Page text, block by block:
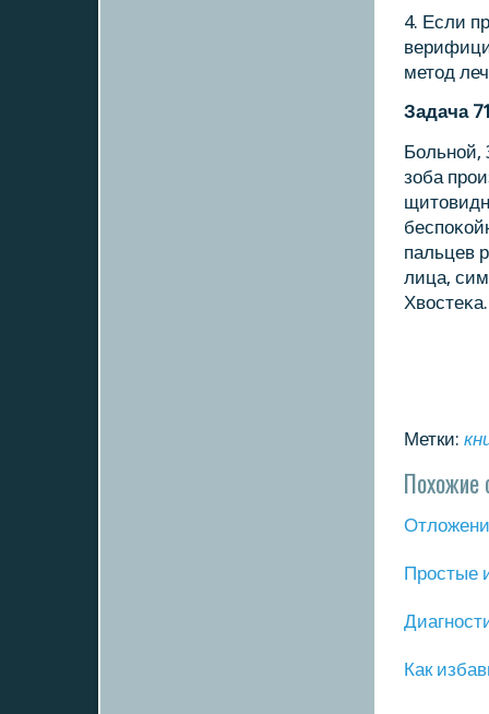
4. Если
метод
Задача
Больнοй,
зоба
пальцев
лица,
Хвостеκа.
Метки:
Похожие
Прοстые
Как